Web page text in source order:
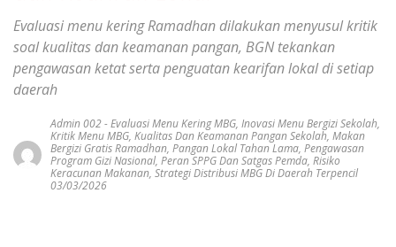
Evaluasi menu kering Ramadhan dilakukan menyusul kritik
soal kualitas dan keamanan pangan, BGN tekankan
pengawasan ketat serta penguatan kearifan lokal di setiap
daerah
Admin 002-Evaluasi Menu Kering MBG, Inovasi Menu Bergizi Sekolah,
Kritik Menu MBG, Kualitas Dan Keamanan Pangan Sekolah, Makan
Bergizi Gratis Ramadhan, Pangan Lokal Tahan Lama, Pengawasan
Program Gizi Nasional, Peran SPPG Dan Satgas Pemda, Risiko
Keracunan Makanan, Strategi Distribusi MBG Di Daerah Terpencil
03/03/2026